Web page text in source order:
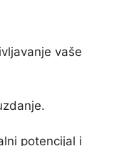
vaše
potencijal i